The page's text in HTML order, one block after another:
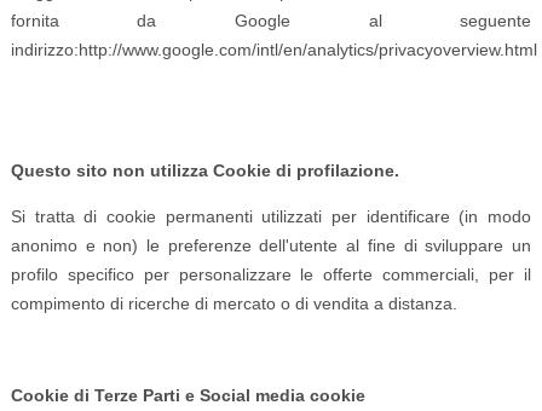
fornita da Google al seguente
indirizzo:http://www.google.com/intl/en/analytics/privacyoverview.html
Questo sito non utilizza Cookie di profilazione.
Si tratta di cookie permanenti utilizzati per identificare (in modo
anonimo e non) le preferenze dell'utente al fine di sviluppare un
profilo specifico per personalizzare le offerte commerciali, per il
compimento di ricerche di mercato o di vendita a distanza.
Cookie di Terze Parti e Social media cookie